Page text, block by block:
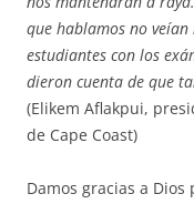
que hablamos no
estudiantes con los
dieron cuenta de que
(Elikem Aflakpui,
de Cape Coast)
Damos gracias a